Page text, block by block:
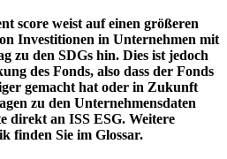
score weist auf einen größeren
Investitionen in Unternehmen mit
zu den SDGs hin. Dies ist jedoch
des Fonds, also dass der Fonds
gemacht hat oder in Zukunft
zu den Unternehmensdaten
direkt an ISS ESG. Weitere
finden Sie im Glossar.